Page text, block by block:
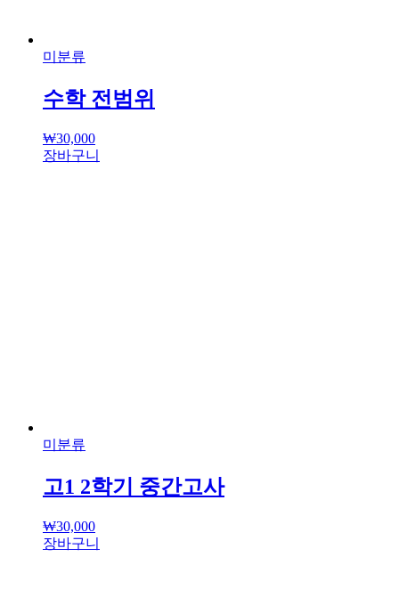
미분류
수학 전범위
₩30,000
장바구니
미분류
고1 2학기 중간고사
₩30,000
장바구니